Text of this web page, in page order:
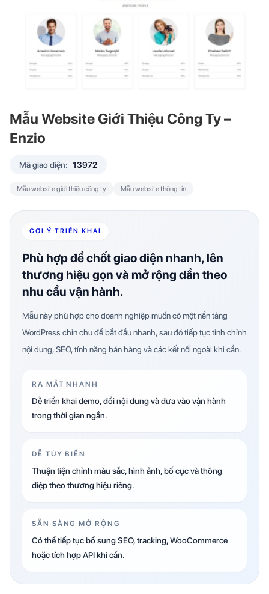
Mẫu Website Giới Thiệu Công Ty –
Enzio
Mã giao diện: 13972
Mẫu website giới thiệu công ty Mẫu website thông tin
GỢI Ý TRIỂN KHAI
Phù hợp để chốt giao diện nhanh, lên
thương hiệu gọn và mở rộng dần theo
nhu cầu vận hành.
Mẫu này phù hợp cho doanh nghiệp muốn có một nền tảng
WordPress chỉn chu để bắt đầu nhanh, sau đó tiếp tục tinh chỉnh
nội dung, SEO, tính năng bán hàng và các kết nối ngoài khi cần.
RA MẮT NHANH
Dễ triển khai demo, đổi nội dung và đưa vào vận hành
trong thời gian ngắn.
DỄ TÙY BIẾN
Thuận tiện chỉnh màu sắc, hình ảnh, bố cục và thông
điệp theo thương hiệu riêng.
SẴN SÀNG MỞ RỘNG
Có thể tiếp tục bổ sung SEO, tracking, WooCommerce
hoặc tích hợp API khi cần.